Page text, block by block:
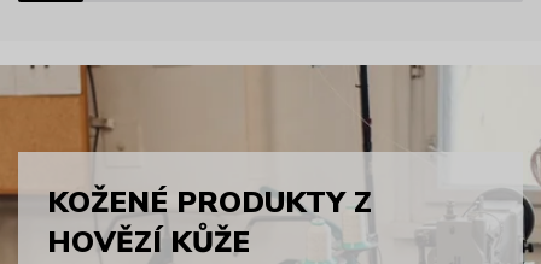
KOŽENÉ PRODUKTY Z
HOVĚZÍ KŮŽE